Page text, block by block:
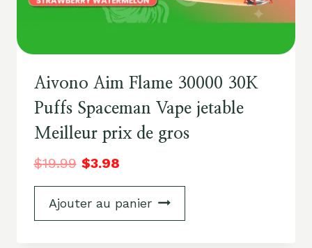
Aivono Aim Flame 30000 30K
Puffs Spaceman Vape jetable
Meilleur prix de gros
$19.99 $3.98
Ajouter au panier